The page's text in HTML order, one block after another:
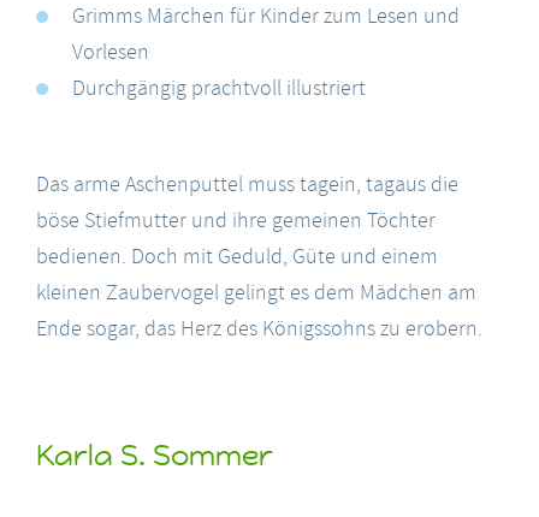
Grimms Märchen für Kinder zum Lesen und
Vorlesen
Durchgängig prachtvoll illustriert
Das arme Aschenputtel muss tagein, tagaus die
böse Stiefmutter und ihre gemeinen Töchter
bedienen. Doch mit Geduld, Güte und einem
kleinen Zaubervogel gelingt es dem Mädchen am
Ende sogar, das Herz des Königssohns zu erobern.
Karla S. Sommer